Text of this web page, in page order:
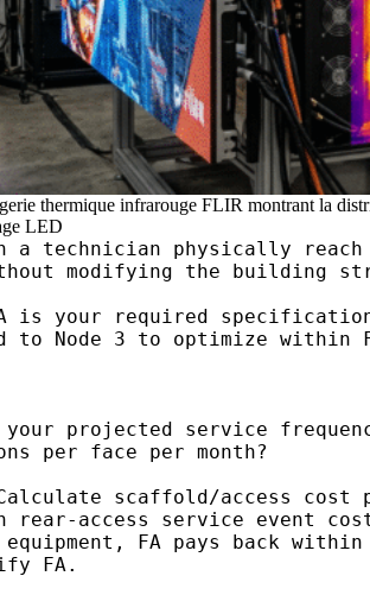
thermique infrarouge FLIR montrant la
LED
a technician physically
modifying the building
is your required
to Node 3 to optimize within
your projected service
per face per month?
Calculate scaffold/access cost
rear-access service event
equipment, FA pays back within
FA.